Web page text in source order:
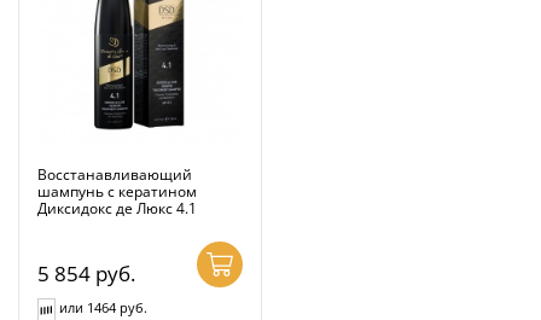
Восстанавливающий
шампунь с кератином
Диксидокс де Люкс 4.1
5 854 руб.
или 1464 руб.